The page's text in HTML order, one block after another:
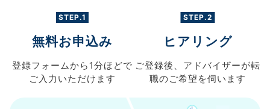
STEP.1
無料お申込み
登録フォームから 1分ほどで
ご入力 いただけます
STEP.2
ヒアリング
ご登録後、 アドバイザーが転
職のご希望を伺います